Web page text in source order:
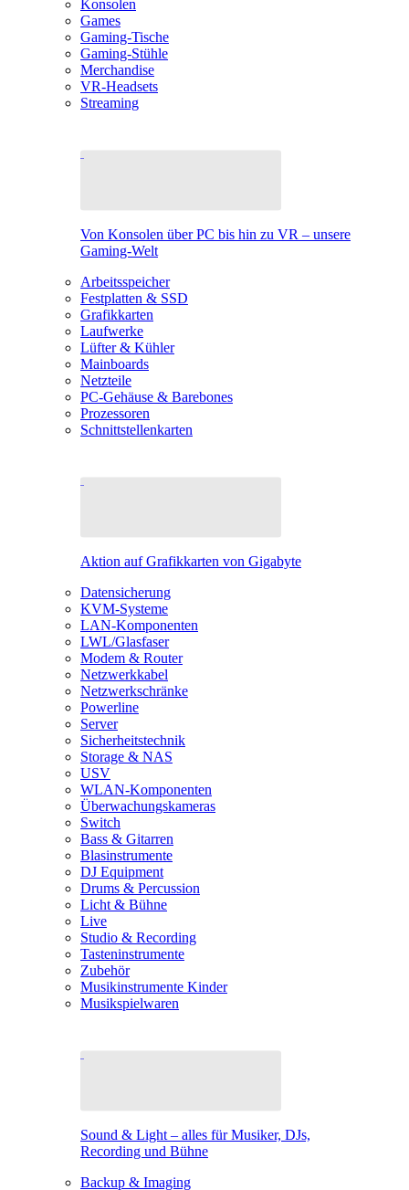
Konsolen
Games
Gaming-Tische
Gaming-Stühle
Merchandise
VR-Headsets
Streaming
Von Konsolen über PC bis hin zu VR – unsere
Gaming-Welt
Arbeitsspeicher
Festplatten & SSD
Grafikkarten
Laufwerke
Lüfter & Kühler
Mainboards
Netzteile
PC-Gehäuse & Barebones
Prozessoren
Schnittstellenkarten
Aktion auf Grafikkarten von Gigabyte
Datensicherung
KVM-Systeme
LAN-Komponenten
LWL/Glasfaser
Modem & Router
Netzwerkkabel
Netzwerkschränke
Powerline
Server
Sicherheitstechnik
Storage & NAS
USV
WLAN-Komponenten
Überwachungskameras
Switch
Bass & Gitarren
Blasinstrumente
DJ Equipment
Drums & Percussion
Licht & Bühne
Live
Studio & Recording
Tasteninstrumente
Zubehör
Musikinstrumente Kinder
Musikspielwaren
Sound & Light – alles für Musiker, DJs,
Recording und Bühne
Backup & Imaging